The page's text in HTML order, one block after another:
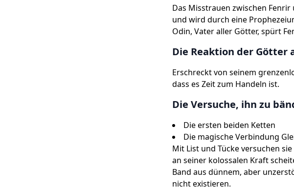
Das Misstrauen zwischen
und wird durch eine
Odin, Vater aller Götter, spürt
Die Reaktion der Götter
Erschreckt von seinem
dass es Zeit zum Handeln ist.
Die Versuche, ihn zu
Die ersten beiden Ketten
Die magische Verbindung
Mit List und Tücke versuchen
an seiner kolossalen Kraft
Band aus dünnem, aber
nicht existieren.